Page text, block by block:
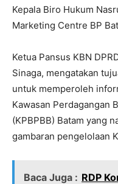
Kepala Biro Hukum
Marketing Centre BP
Ketua Pansus KBN
Sinaga, mengatakan
untuk memperoleh
Kawasan Perdagangan
(KPBPBB) Batam yang
gambaran pengelolaan
Baca Juga : RDP